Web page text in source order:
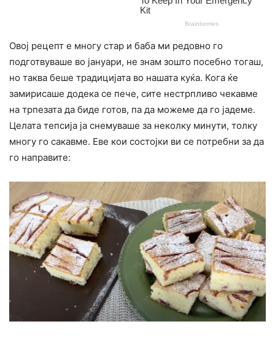
Овој рецепт е многу стар и баба ми редовно го
подготвуваше во јануари, не знам зошто посебно тогаш,
но таква беше традицијата во нашата куќа. Кога ќе
замирисаше додека се пече, сите нестрпливо чекавме
на трпезата да биде готов, па да можеме да го јадеме.
Целата тепсија ја снемуваше за неколку минути, толку
многу го сакавме. Еве кои состојки ви се потребни за да
го направите: